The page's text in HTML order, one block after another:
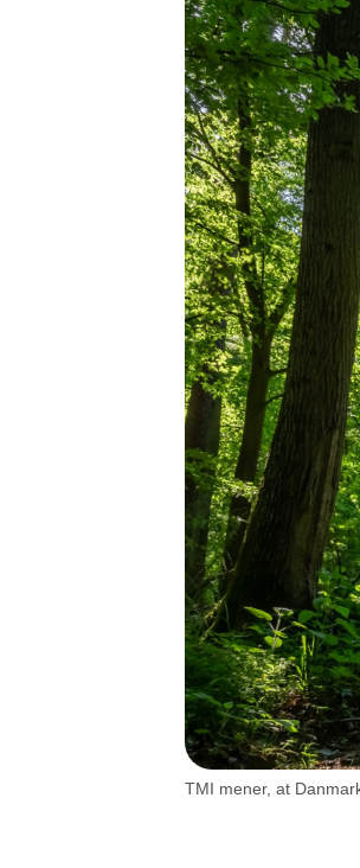
TMI mener, at